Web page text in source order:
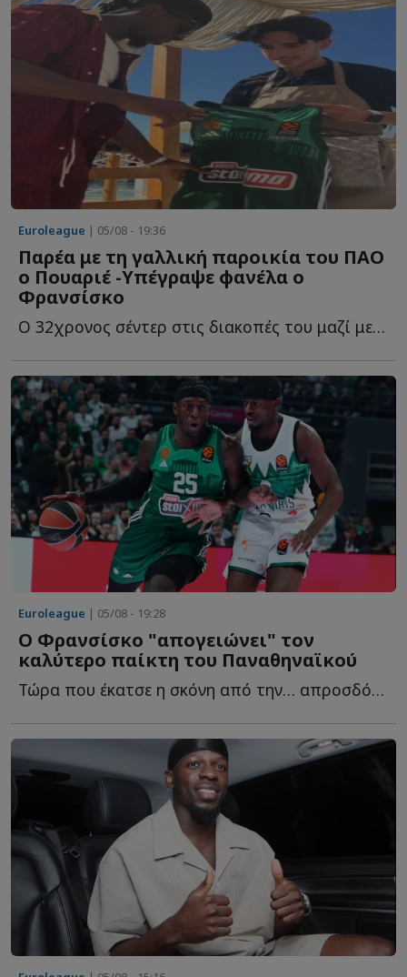
Euroleague | 05/08 - 19:36
Παρέα με τη γαλλική παροικία του ΠΑΟ
ο Πουαριέ -Υπέγραψε φανέλα ο
Φρανσίσκo
Ο 32χρονος σέντερ στις διακοπές του μαζί με τους συμπατριώτες τ...
Euroleague | 05/08 - 19:28
Ο Φρανσίσκο "απογειώνει" τον
καλύτερο παίκτη του Παναθηναϊκού
Τώρα που έκατσε η σκόνη από την… απροσδόκητη προσθήκη τ...